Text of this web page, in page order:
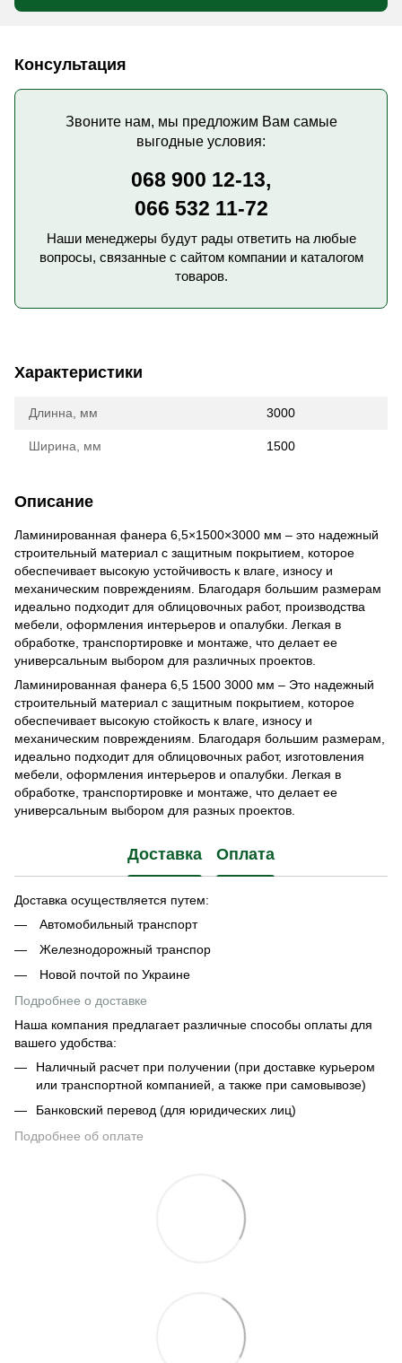
Консультация
Звоните нам, мы предложим Вам самые
выгодные условия:
068 900 12-13,
066 532 11-72
Наши менеджеры будут рады ответить на любые
вопросы, связанные с сайтом компании и каталогом
товаров.
Характеристики
Длинна, мм 3000
Ширина, мм 1500
Описание
Ламинированная фанера 6,5×1500×3000 мм – это надежный
строительный материал с защитным покрытием, которое
обеспечивает высокую устойчивость к влаге, износу и
механическим повреждениям. Благодаря большим размерам
идеально подходит для облицовочных работ, производства
мебели, оформления интерьеров и опалубки. Легкая в
обработке, транспортировке и монтаже, что делает ее
универсальным выбором для различных проектов.
Ламинированная фанера 6,5 1500 3000 мм – Это надежный
строительный материал с защитным покрытием, которое
обеспечивает высокую стойкость к влаге, износу и
механическим повреждениям. Благодаря большим размерам,
идеально подходит для облицовочных работ, изготовления
мебели, оформления интерьеров и опалубки. Легкая в
обработке, транспортировке и монтаже, что делает ее
универсальным выбором для разных проектов.
Доставка Оплата
Доставка осуществляется путем:
Автомобильный транспорт
Железнодорожный транспор
Новой почтой по Украине
Подробнее о доставке
Наша компания предлагает различные способы оплаты для
вашего удобства:
Наличный расчет при получении (при доставке курьером
или транспортной компанией, а также при самовывозе)
Банковский перевод (для юридических лиц)
Подробнее об оплате